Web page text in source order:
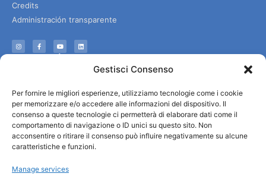
Gestisci Consenso
Per fornire le migliori esperienze, utilizziamo tecnologie come i cookie
per memorizzare e/o accedere alle informazioni del dispositivo. Il
consenso a queste tecnologie ci permetterà di elaborare dati come il
comportamento di navigazione o ID unici su questo sito. Non
acconsentire o ritirare il consenso può influire negativamente su alcune
caratteristiche e funzioni.
Manage services
Credits
Administración transparente
Servicios útiles
Descargar folletos